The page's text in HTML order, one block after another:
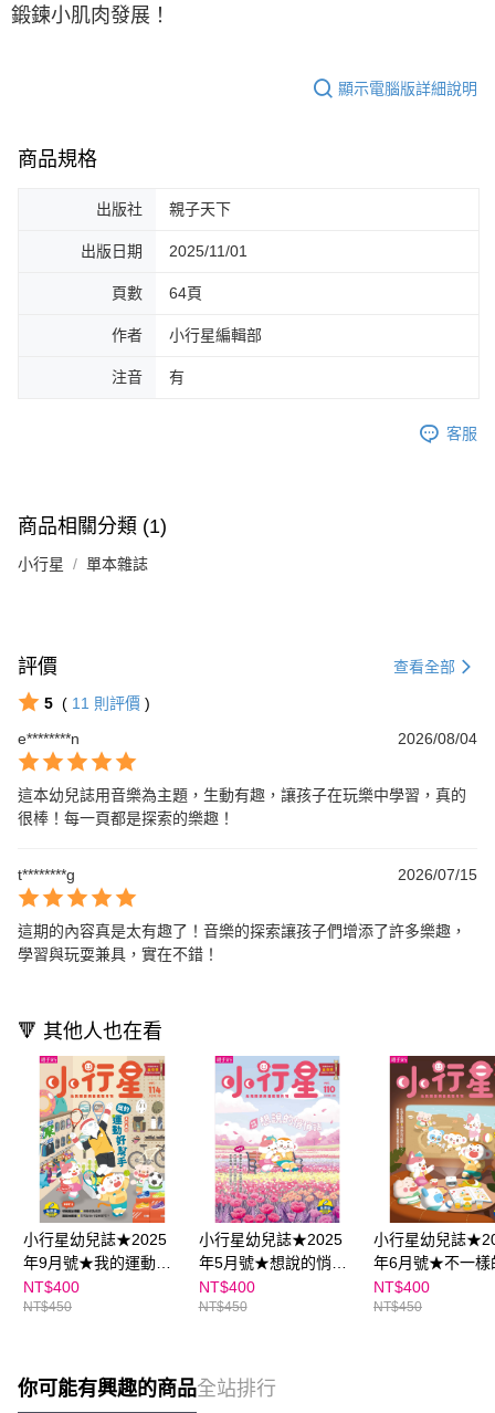
鍛鍊小肌肉發展！
顯示電腦版詳細說明
商品規格
出版社 親子天下
出版日期 2025/11/01
頁數 64頁
作者 小行星編輯部
注音 有
客服
商品相關分類 (1)
小行星 單本雜誌
評價 查看全部
5 ( 11 則評價 )
e********n
2026/08/04
這本幼兒誌用音樂為主題，生動有趣，讓孩子在玩樂中學習，真的
很棒！每一頁都是探索的樂趣！
t********g 2026/07/15
這期的內容真是太有趣了！音樂的探索讓孩子們增添了許多樂趣，
學習與玩耍兼具，實在不錯！
🔻 其他人也在看
小行星幼兒誌★2025
年9月號★我的運動好
幫手
NT$400
NT$450
小行星幼兒誌★2025
年5月號★想說的悄悄
話
NT$400
NT$450
小行星幼兒誌
年6月號★不一樣
NT$400
NT$450
你可能有興趣的商品全站排行